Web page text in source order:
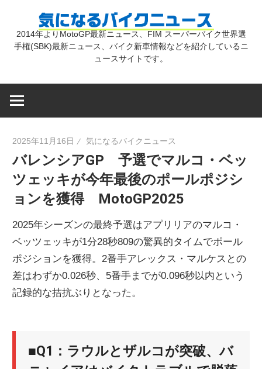
気
バ
ク
ニ
ー
2014年よりMotoGP最新ニュース、FIM スーパーバイク世界選
手権(SBK)最新ニュース、バイク新車情報などを紹介しているニ
ュースサイトです。
2025年11月16日 気になるバイクニュース
バレンシアGP 予選でマルコ・ベッ
ツェッキが今年最後のポールポジシ
ョンを獲得 MotoGP2025
2025年シーズンの最終予選はアプリリアのマルコ・
ベッツェッキが1分28秒809の驚異的タイムでポール
ポジションを獲得。2番手アレックス・マルケスとの
差はわずか0.026秒、5番手までが0.096秒以内という
記録的な拮抗ぶりとなった。
■Q1：ラウルとザルコが突破、バ